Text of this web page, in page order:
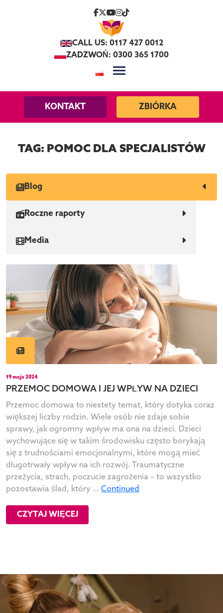
CALL US: 0117 427 0012
ZADZWOŃ: 0300 365 1700
KONTAKT ZBIÓRKA
TAG: POMOC DLA SPECJALISTÓW
Blog
Roczne raporty
Media
19 maja 2024
PRZEMOC DOMOWA I JEJ WPŁYW NA DZIECI
Przemoc domowa to niestety temat, który dotyka coraz
większej liczby rodzin. Wiele osób nie zdaje sobie
sprawy, jak ogromny wpływ ma ona na dzieci. Dzieci
wychowujące się w takim środowisku często borykają
się z trudnościami emocjonalnymi, które mogą mieć
długotrwały wpływ na ich rozwój. Traumatyczne
przeżycia, strach, poczucie zagrożenia – to wszystko
pozostawia ślad, który … Continued
CZYTAJ WIĘCEJ